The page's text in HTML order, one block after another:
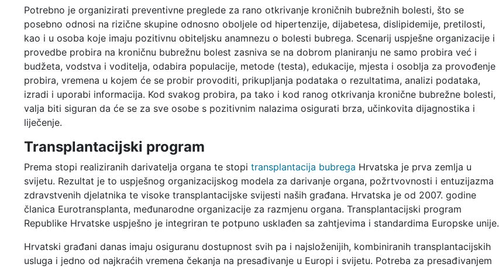
Potrebno je organizirati preventivne preglede za rano otkrivanje kroničnih bubrežnih bolesti, što se
posebno odnosi na rizične skupine odnosno oboljele od hipertenzije, dijabetesa, dislipidemije, pretilosti,
kao i u osoba koje imaju pozitivnu obiteljsku anamnezu o bolesti bubrega. Scenarij uspješne organizacije i
provedbe probira na kroničnu bubrežnu bolest zasniva se na dobrom planiranju ne samo probira već i
budžeta, vodstva i voditelja, odabira populacije, metode (testa), edukacije, mjesta i osoblja za provođenje
probira, vremena u kojem će se probir provoditi, prikupljanja podataka o rezultatima, analizi podataka,
izradi i uporabi informacija. Kod svakog probira, pa tako i kod ranog otkrivanja kronične bubrežne bolesti,
valja biti siguran da će se za sve osobe s pozitivnim nalazima osigurati brza, učinkovita dijagnostika i
liječenje.
Transplantacijski program
Prema stopi realiziranih darivatelja organa te stopi transplantacija bubrega Hrvatska je prva zemlja u
svijetu. Rezultat je to uspješnog organizacijskog modela za darivanje organa, požrtvovnosti i entuzijazma
zdravstvenih djelatnika te visoke transplantacijske svijesti naših građana. Hrvatska je od 2007. godine
članica Eurotransplanta, međunarodne organizacije za razmjenu organa. Transplantacijski program
Republike Hrvatske uspješno je integriran te potpuno usklađen sa zahtjevima i standardima Europske unije.
Hrvatski građani danas imaju osiguranu dostupnost svih pa i najsloženijih, kombiniranih transplantacijskih
usluga i jedno od najkraćih vremena čekanja na presađivanje u Europi i svijetu. Potreba za presađivanjem